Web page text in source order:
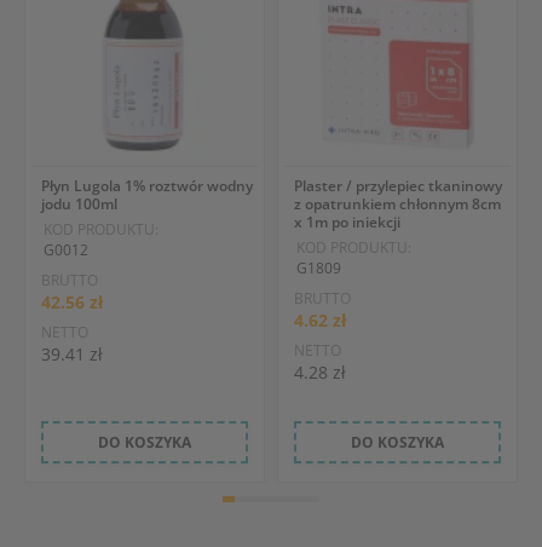
Płyn Lugola 1% roztwór wodny
jodu 100ml
KOD PRODUKTU:
G0012
BRUTTO
42.56 zł
NETTO
39.41 zł
DO KOSZYKA
Plaster / przylepiec tkaninowy
z opatrunkiem chłonnym 8cm
x 1m po iniekcji
KOD PRODUKTU:
G1809
BRUTTO
4.62 zł
NETTO
4.28 zł
DO KOSZYKA